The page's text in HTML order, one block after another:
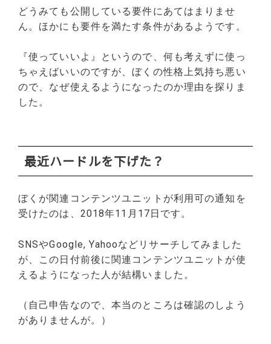
どうみても公開している要件にあてはまりませ
ん。ほかにも要件を満たす条件があるようです。
『使っていいよ』というので、何も考えずに使っ
ちゃえばいいのですが、ぼくの性格上気持ち悪い
ので、なぜ使えるようになったのか理由を探りま
した。
最近ハードルを下げた？
ぼくが関連コンテンツユニットが利用可の通知を
受けたのは、2018年11月17日です。
SNSやGoogle, Yahooなどリサーチしてみました
が、この日付前後に関連コンテンツユニットが使
えるようになった人が結構いました。
（自己申告なので、本当のところは確認のしよう
がありませんが。）